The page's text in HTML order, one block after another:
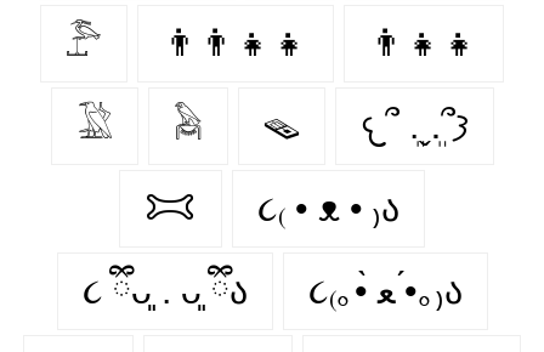
𓅤 👨‍👨‍👧‍👧 👨‍👧‍👧
𓅁 𓅉 🪤 𐔌՞ ܸ.ˬ.ܸ՞𐦯
𐂯 ૮₍ • ᴥ • ₎ა
૮ ྀིᴗ͈ . ᴗ͈ ྀིა ૮₍｡•̀ ﻌ •́｡₎ა